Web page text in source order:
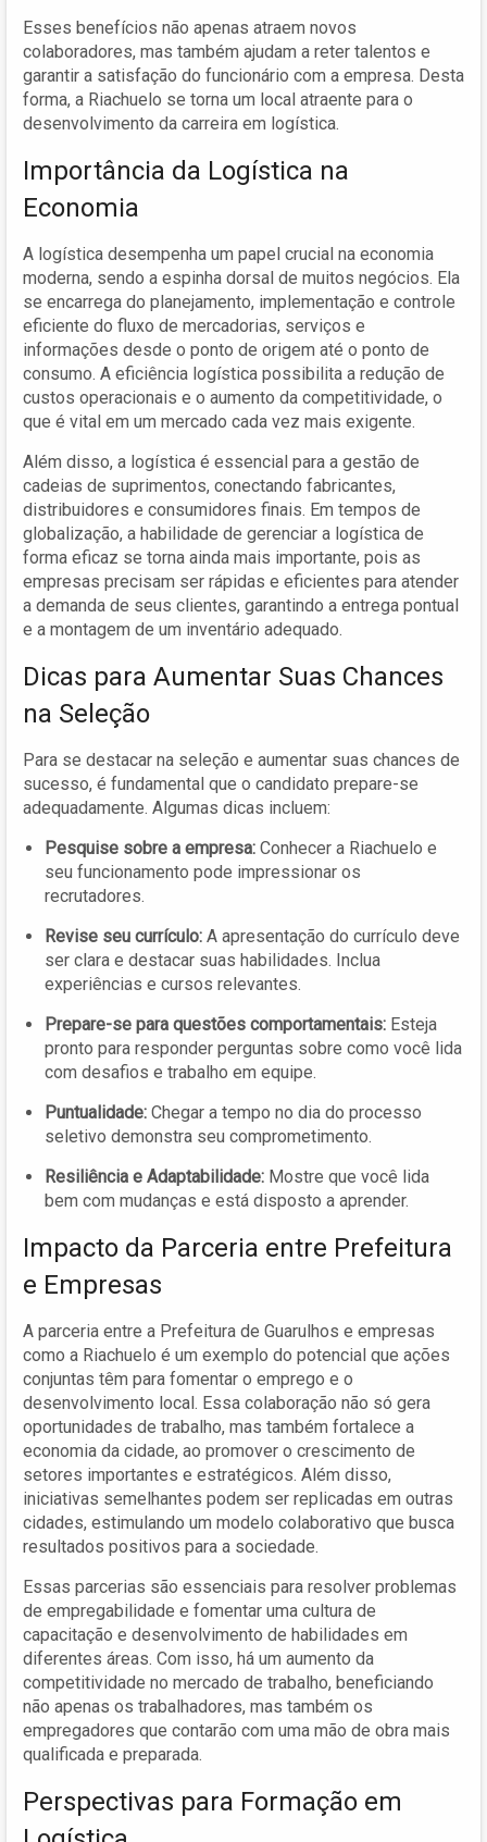
Esses benefícios não apenas atraem novos
colaboradores, mas também ajudam a reter talentos e
garantir a satisfação do funcionário com a empresa. Desta
forma, a Riachuelo se torna um local atraente para o
desenvolvimento da carreira em logística.
Importância da Logística na
Economia
A logística desempenha um papel crucial na economia
moderna, sendo a espinha dorsal de muitos negócios. Ela
se encarrega do planejamento, implementação e controle
eficiente do fluxo de mercadorias, serviços e
informações desde o ponto de origem até o ponto de
consumo. A eficiência logística possibilita a redução de
custos operacionais e o aumento da competitividade, o
que é vital em um mercado cada vez mais exigente.
Além disso, a logística é essencial para a gestão de
cadeias de suprimentos, conectando fabricantes,
distribuidores e consumidores finais. Em tempos de
globalização, a habilidade de gerenciar a logística de
forma eficaz se torna ainda mais importante, pois as
empresas precisam ser rápidas e eficientes para atender
a demanda de seus clientes, garantindo a entrega pontual
e a montagem de um inventário adequado.
Dicas para Aumentar Suas Chances
na Seleção
Para se destacar na seleção e aumentar suas chances de
sucesso, é fundamental que o candidato prepare-se
adequadamente. Algumas dicas incluem:
Pesquise sobre a empresa: Conhecer a Riachuelo e
seu funcionamento pode impressionar os
recrutadores.
Revise seu currículo: A apresentação do currículo deve
ser clara e destacar suas habilidades. Inclua
experiências e cursos relevantes.
Prepare-se para questões comportamentais: Esteja
pronto para responder perguntas sobre como você lida
com desafios e trabalho em equipe.
Puntualidade: Chegar a tempo no dia do processo
seletivo demonstra seu comprometimento.
Resiliência e Adaptabilidade: Mostre que você lida
bem com mudanças e está disposto a aprender.
Impacto da Parceria entre Prefeitura
e Empresas
A parceria entre a Prefeitura de Guarulhos e empresas
como a Riachuelo é um exemplo do potencial que ações
conjuntas têm para fomentar o emprego e o
desenvolvimento local. Essa colaboração não só gera
oportunidades de trabalho, mas também fortalece a
economia da cidade, ao promover o crescimento de
setores importantes e estratégicos. Além disso,
iniciativas semelhantes podem ser replicadas em outras
cidades, estimulando um modelo colaborativo que busca
resultados positivos para a sociedade.
Essas parcerias são essenciais para resolver problemas
de empregabilidade e fomentar uma cultura de
capacitação e desenvolvimento de habilidades em
diferentes áreas. Com isso, há um aumento da
competitividade no mercado de trabalho, beneficiando
não apenas os trabalhadores, mas também os
empregadores que contarão com uma mão de obra mais
qualificada e preparada.
Perspectivas para Formação em